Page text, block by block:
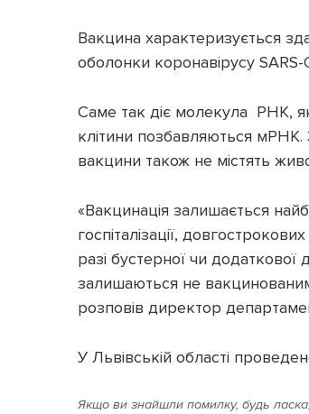
Вакцина характеризується
оболонки коронавірусу
Саме так діє молекула РНК,
клітини позбавляються
вакцини також не містять
«Вакцинація залишається
госпіталізації,
разі бустерної чи
залишаються не
розповів директор
У Львівській області
Якщо ви знайшли помилку, будь ласка,